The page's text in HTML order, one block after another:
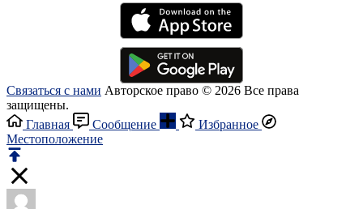
Связаться с нами Авторское право © 2026 Все права
защищены.
Главная
Сообщение
Избранное
Местоположение